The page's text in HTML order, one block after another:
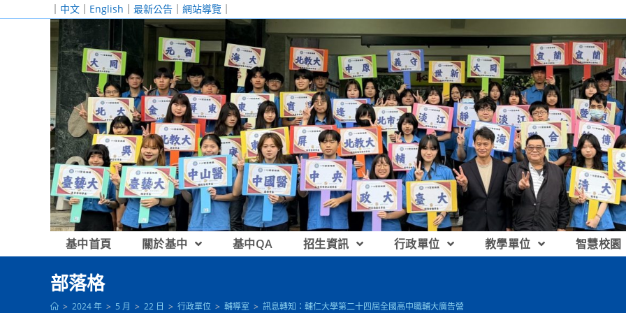
｜ 中文 ｜ English ｜ 最新公告 ｜ 網站導覽 ｜
基中首頁 關於基中 基中QA 招生資訊 行政單位 教學單位 智慧校園
部落格
> 2024 年 > 5 月 > 22 日 > 行政單位 > 輔導室 > 訊息轉知：輔仁大學第二十四屆全國高中職輔大廣告營